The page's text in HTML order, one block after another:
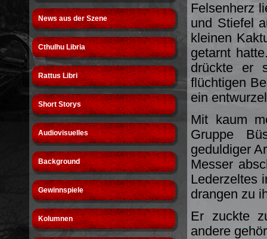
News aus der Szene
Cthulhu Libria
Rattus Libri
Short Storys
Audiovisuelles
Background
Gewinnspiele
Kolumnen
Felsenherz
und Stiefel
kleinen
getarnt
drückte er
flüchtigen
ein
Mit kaum
Gruppe
geduldiger
Messer
Lederzeltes
drangen zu
Er zuckte
andere